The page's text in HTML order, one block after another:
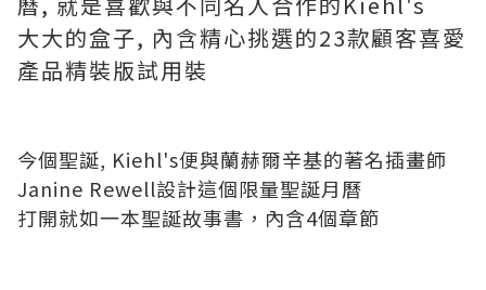
大大的盒子, 內含精心挑選的23款顧客喜愛
產品精裝版試用裝
今個聖誕, Kiehl's便與蘭赫爾辛基的著名插畫師
Janine Rewell設計這個限量聖誕月曆
打開就如一本聖誕故事書，內含4個章節